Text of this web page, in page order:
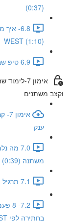
(0:37)
WEST (1:10)
6.9 טיפ שבוע חשוב מאוד להצלחת אימון מספר 6 (0:57)
אימון 7-
וקצב משתנים
ענק
משתנה (0:39)
7.1 תרגיל 1 באימון 7 בריכה רגליים גב בריכה חתירה (0:55)
בחתירה לפי WEST אישי (1:10)